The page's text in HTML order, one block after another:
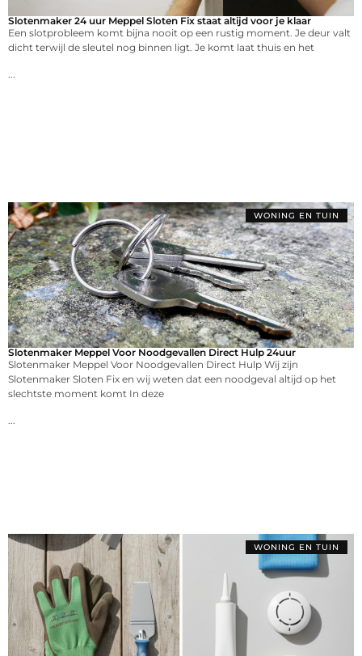
Slotenmaker 24 uur Meppel Sloten Fix staat altijd voor je klaar
Een slotprobleem komt bijna nooit op een rustig moment. Je deur valt
dicht terwijl de sleutel nog binnen ligt. Je komt laat thuis en het
WONING EN TUIN
Slotenmaker Meppel Voor Noodgevallen Direct Hulp 24uur
Slotenmaker Meppel Voor Noodgevallen Direct Hulp Wij zijn
Slotenmaker Sloten Fix en wij weten dat een noodgeval altijd op het
slechtste moment komt In deze
WONING EN TUIN